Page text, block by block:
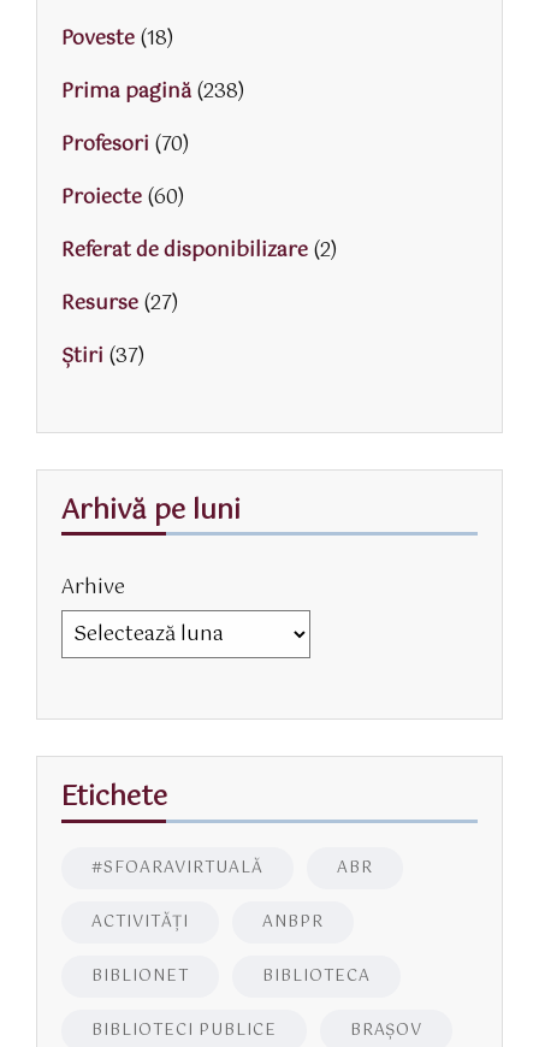
Poveste(18)
Prima pagină(238)
Profesori (70)
Proiecte(60)
Referat de disponibilizare(2)
Resurse(27)
Știri (37)
Arhivă pe luni
Arhive
Etichete
#SFOARAVIRTUALĂ ABR
ACTIVITĂŢI ANBPR
BIBLIONET BIBLIOTECA
BIBLIOTECI PUBLICE BRAŞOV